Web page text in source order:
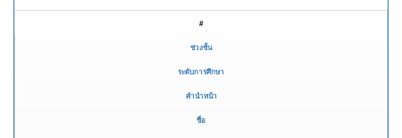
#
ช่วงชั้น
ระดับการศึกษา
คำนำหน้า
ชื่อ